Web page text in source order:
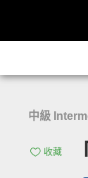
中級
收藏